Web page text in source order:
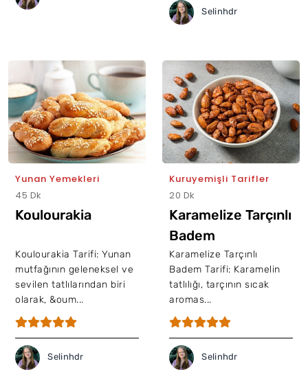
Selinhdr
Yunan Yemekleri
45 Dk
Koulourakia
Koulourakia Tarifi: Yunan
mutfağının geleneksel ve
sevilen tatlılarından biri
olarak, &oum...
Selinhdr
Kuruyemişli Tarifler
20 Dk
Karamelize Tarçınlı
Badem
Karamelize Tarçınlı
Badem Tarifi: Karamelin
tatlılığı, tarçının sıcak
aromas...
Selinhdr